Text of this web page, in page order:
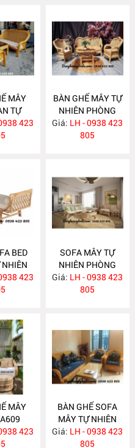
MÂY
TỰ
423
BÀN GHẾ MÂY TỰ
NHIÊN PHÒNG
KHÁCH LƯỚI MẮT
CÁO MA621
Giá: LH - 0938 423
805
BED
423
SOFA MÂY TỰ
NHIÊN PHÒNG
KHÁCH MA612
Giá: LH - 0938 423
805
MÂY
423
BÀN GHẾ SOFA
MÂY TỰ NHIÊN
PHÒNG KHÁCH
MA608
Giá: LH - 0938 423
805